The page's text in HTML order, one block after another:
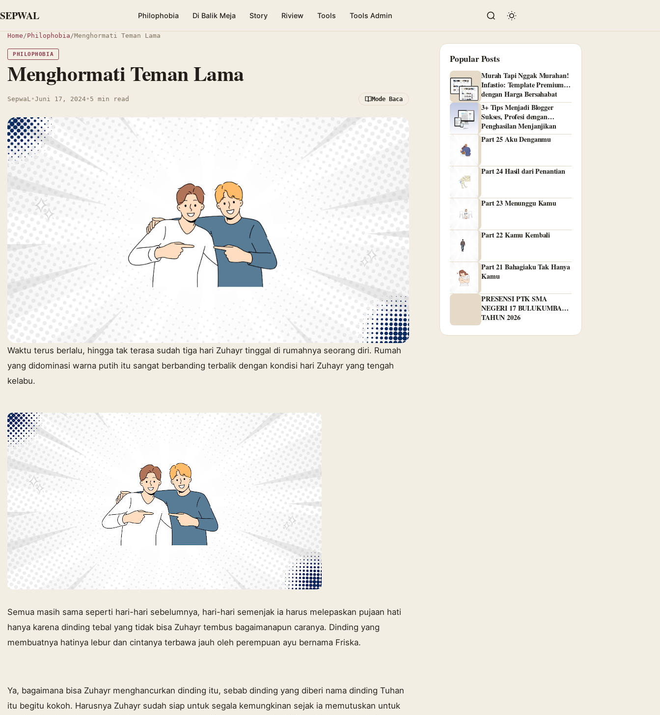
SEPWAL Philophobia Di Balik Meja Story Riview Tools Tools Admin
Home/Philophobia/Menghormati Teman Lama
PHILOPHOBIA
Menghormati Teman Lama
SepwaL•Juni 17, 2024• 5 min read Mode Baca
Waktu terus berlalu, hingga tak terasa sudah tiga hari Zuhayr tinggal di rumahnya seorang diri. Rumah
yang didominasi warna putih itu sangat berbanding terbalik dengan kondisi hari Zuhayr yang tengah
kelabu.
Semua masih sama seperti hari-hari sebelumnya, hari-hari semenjak ia harus melepaskan pujaan hati
hanya karena dinding tebal yang tidak bisa Zuhayr tembus bagaimanapun caranya. Dinding yang
membuatnya hatinya lebur dan cintanya terbawa jauh oleh perempuan ayu bernama Friska.
Ya, bagaimana bisa Zuhayr menghancurkan dinding itu, sebab dinding yang diberi nama dinding Tuhan
itu begitu kokoh. Harusnya Zuhayr sudah siap untuk segala kemungkinan sejak ia memutuskan untuk
Popular Posts
Murah Tapi Nggak Murahan!
Infastio: Template Premium
dengan Harga Bersahabat
3+ Tips Menjadi Blogger
Sukses, Profesi dengan
Penghasilan Menjanjikan
Part 25 Aku Denganmu
Part 24 Hasil dari Penantian
Part 23 Menunggu Kamu
Part 22 Kamu Kembali
Part 21 Bahagiaku Tak Hanya
Kamu
PRESENSI PTK SMA
NEGERI 17 BULUKUMBA
TAHUN 2026